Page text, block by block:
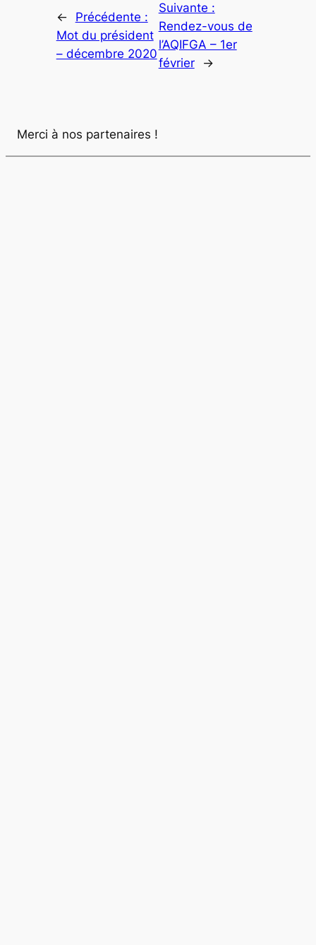
←
Précédente :
Mot du président
– décembre 2020
Suivante :
Rendez-vous de
l’AQIFGA – 1er
février
→
Merci à nos partenaires !